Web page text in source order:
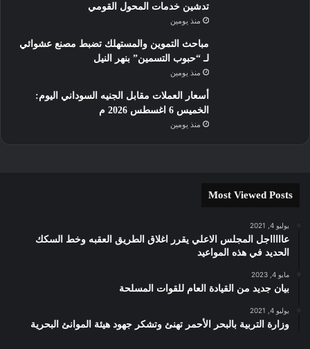
تدشين خدمات المحول القومي
منذ يومين
مباحث التموين والمستهلك تضبط مصنع عشوائي
لـ “حبوب التسمين” بنهر النيل
منذ يومين
أسعار العملات مقابل الجنيه السوداني اليوم:
الخميس 6 اغسطس 2026 م
منذ يومين
Most Viewed Posts
يوليو 4, 2021
عاااااجل المجلس الاعلي يقرر اغلاق الطريق العقبه وخط السكك
الحديد في هذه المواعيد
مايو 4, 2023
بيان جديد من القيادة العام للقوات المسلحة
يوليو 4, 2021
وزارة التربية بالبحر الأحمر تهنئ وتشكر جهود هيئة الموانئ البحرية